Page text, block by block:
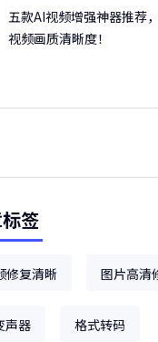
五款AI视频增强神器推荐
视频画质清晰度！
签
修复清晰 图片高清
声器 格式转码